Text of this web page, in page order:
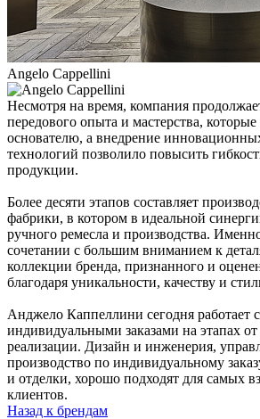
Angelo Cappellini
Несмотря на время, компания
передового опыта и мастерства, которые
основателю, а внедрение
технологий позволило повысить
продукции.
Более десяти этапов составляет
фабрики, в котором в идеальной
ручного ремесла и производства.
сочетании с большим вниманием к
коллекции бренда, признанного и
благодаря уникальности, качеству и
Анджело Каппеллини сегодня работает
индивидуальными заказами на этапах
реализации. Дизайн и инженерия,
производство по индивидуальному
и отделки, хорошо подходят для самых
клиентов.
Назад к брендам